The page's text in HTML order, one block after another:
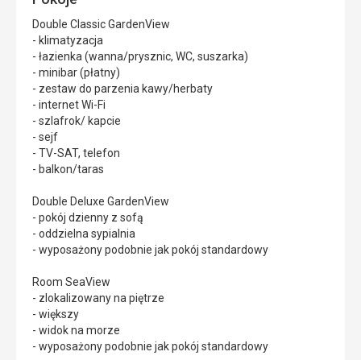
Double Classic GardenView
- klimatyzacja
- łazienka (wanna/prysznic, WC, suszarka)
- minibar (płatny)
- zestaw do parzenia kawy/herbaty
- internet Wi-Fi
- szlafrok/ kapcie
- sejf
- TV-SAT, telefon
- balkon/taras
Double Deluxe GardenView
- pokój dzienny z sofą
- oddzielna sypialnia
- wyposażony podobnie jak pokój standardowy
Room SeaView
- zlokalizowany na piętrze
- większy
- widok na morze
- wyposażony podobnie jak pokój standardowy